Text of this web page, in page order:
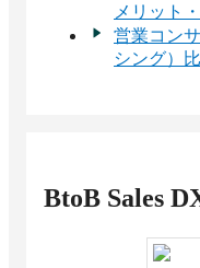
メリット
営業コン
シング）
BtoB Sales